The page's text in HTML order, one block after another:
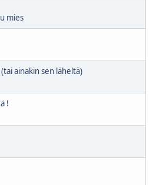
mies
ainakin sen läheltä)
!